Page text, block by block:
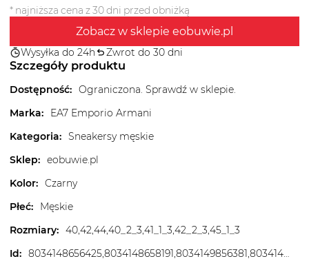
* najniższa cena z 30 dni przed obniżką
Zobacz w sklepie eobuwie.pl
Wysyłka do 24h Zwrot do 30 dni
Szczegóły produktu
Dostępność: Ograniczona. Sprawdź w sklepie.
Marka:
EA7 Emporio Armani
Kategoria: Sneakersy męskie
Sklep: eobuwie.pl
Kolor: Czarny
Płeć:
Męskie
Rozmiary: 40,42,44,40_2_3,41_1_3,42_2_3,45_1_3
Id: 8034148656425,8034148658191,8034149856381,8034149858811,8034149862047,8034149871209,8034149872701,8034149873289,8034149874408